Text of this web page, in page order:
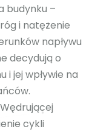
budynku –
i natężenie
napływu
decydują o
i jej wpływie na
cykli